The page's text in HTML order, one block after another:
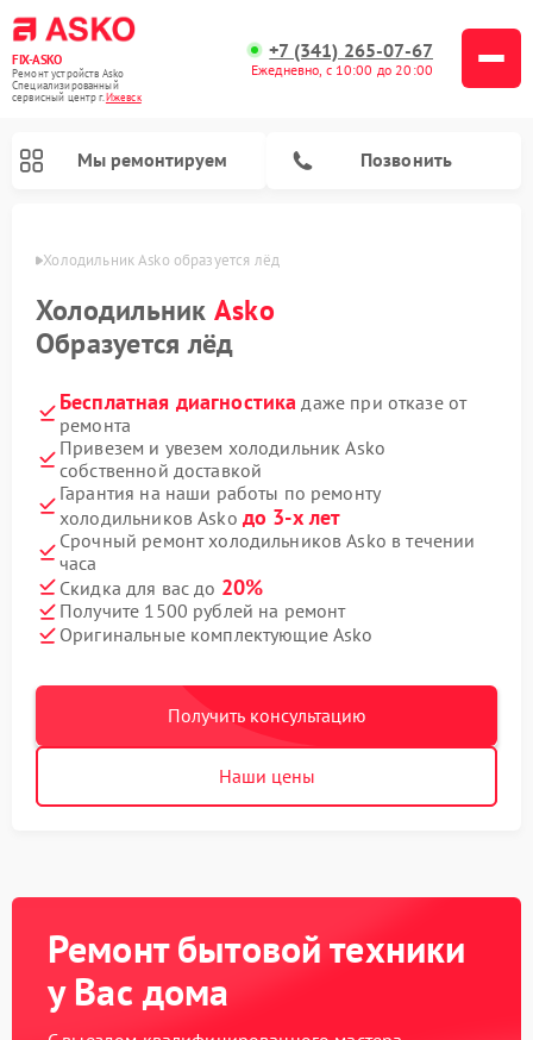
FIX-ASKO
Ремонт устройств Asko
Специализированный
cервисный центр г.Ижевск
+7 (341) 265-07-67
Ежедневно, с 10:00 до 20:00
Мы ремонтируем Позвонить
Холодильник Asko образуется лёд
Холодильник Asko
Образуется лёд
Бесплатная диагностика даже при отказе от
ремонта
Привезем и увезем холодильник Asko
собственной доставкой
Гарантия на наши работы по ремонту
холодильников Asko до 3-х лет
Срочный ремонт холодильников Asko в течении
часа
Скидка для вас до 20%
Получите 1500 рублей на ремонт
Оригинальные комплектующие Asko
Получить консультацию
Наши цены
Ремонт бытовой техники
у Вас дома